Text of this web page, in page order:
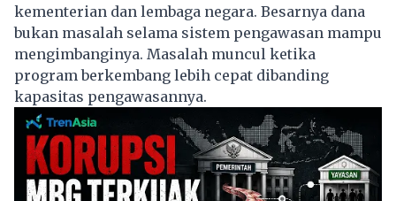
kementerian dan lembaga negara. Besarnya dana
bukan masalah selama sistem pengawasan mampu
mengimbanginya. Masalah muncul ketika
program berkembang lebih cepat dibanding
kapasitas pengawasannya.